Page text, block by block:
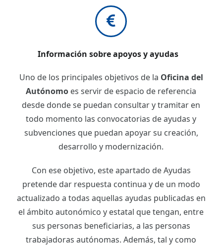
Información sobre apoyos y ayudas
Uno de los principales objetivos de la Oficina del
Autónomo es servir de espacio de referencia
desde donde se puedan consultar y tramitar en
todo momento las convocatorias de ayudas y
subvenciones que puedan apoyar su creación,
desarrollo y modernización.
Con ese objetivo, este apartado de Ayudas
pretende dar respuesta continua y de un modo
actualizado a todas aquellas ayudas publicadas en
el ámbito autonómico y estatal que tengan, entre
sus personas beneficiarias, a las personas
trabajadoras autónomas. Además, tal y como